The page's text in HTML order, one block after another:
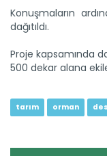
Konuşmaların
dağıtıldı.
Proje kapsamında
500 dekar alana
tarım orman
Sulama
Tarım ve Orman
Müdürlüğünün...